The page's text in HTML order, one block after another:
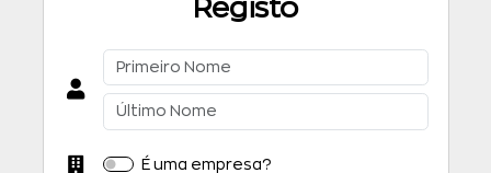
Registo
É uma empresa?